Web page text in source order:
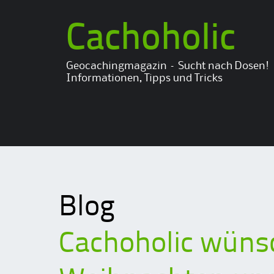
Cachoholic
Geocachingmagazin – Sucht nach Dosen!
Informationen, Tipps und Tricks
Blog
Cachoholic